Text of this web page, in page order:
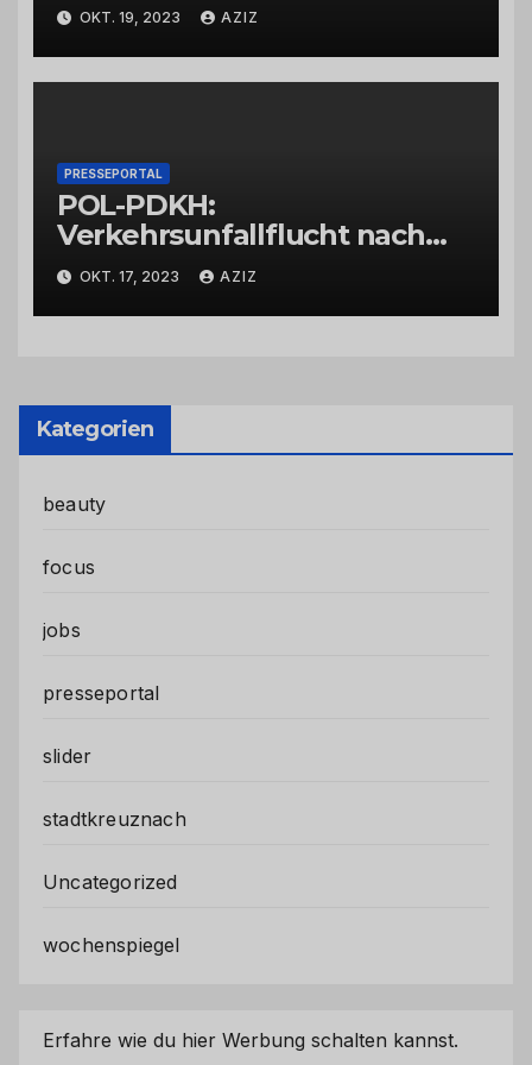
OKT. 19, 2023 AZIZ
PRESSEPORTAL
POL-PDKH:
Verkehrsunfallflucht nach
Abbiegevorgang
OKT. 17, 2023 AZIZ
Kategorien
beauty
focus
jobs
presseportal
slider
stadtkreuznach
Uncategorized
wochenspiegel
Erfahre wie du hier Werbung schalten kannst.